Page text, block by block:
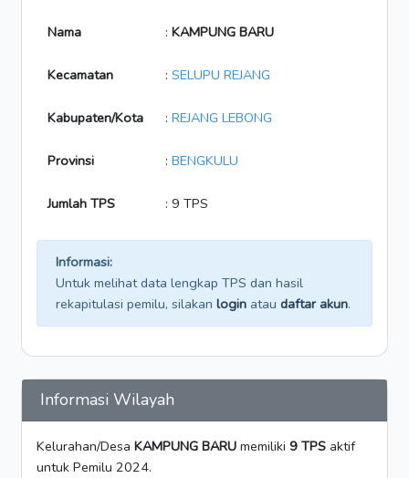
Nama : KAMPUNG BARU
Kecamatan : SELUPU REJANG
Kabupaten/Kota : REJANG LEBONG
Provinsi : BENGKULU
Jumlah TPS : 9 TPS
Informasi:
Untuk melihat data lengkap TPS dan hasil
rekapitulasi pemilu, silakan login atau daftar akun.
Informasi Wilayah
Kelurahan/Desa KAMPUNG BARU memiliki 9 TPS aktif
untuk Pemilu 2024.